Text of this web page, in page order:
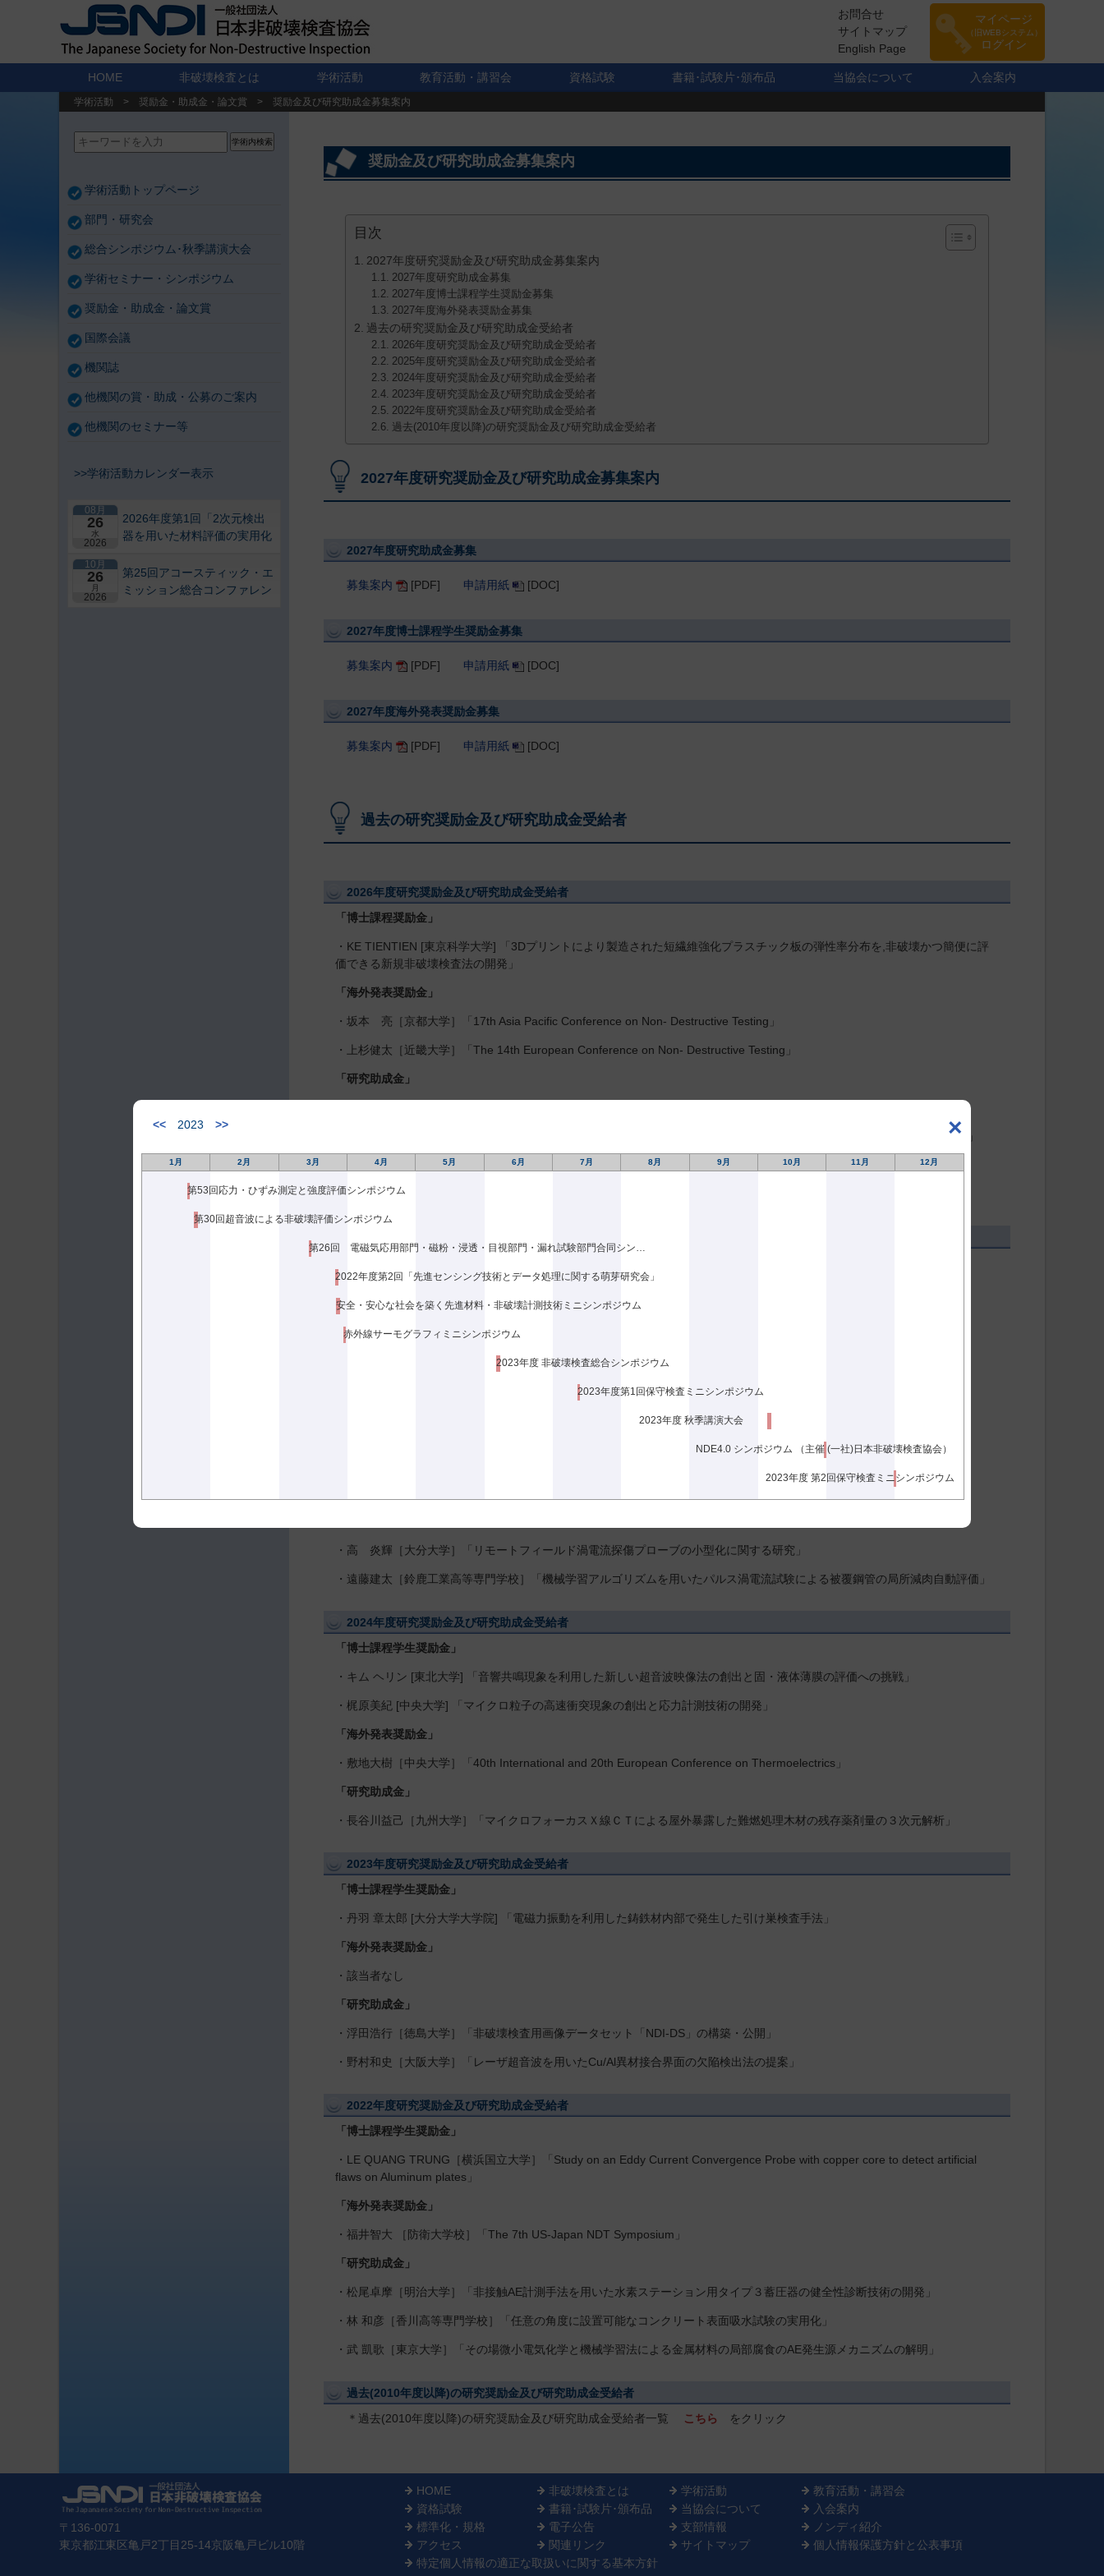
お問合せ
サイトマップ
English Page
マイページ
（旧WEBシステム）
ログイン
HOME 非破壊検査とは 学術活動 教育活動・講習会 資格試験 書籍･試験片･頒布品 当協会について 入会案内
学術活動 > 奨励金・助成金・論文賞 > 奨励金及び研究助成金募集案内
×
<< 2023 >>
1月 2月 3月 4月 5月 6月 7月 8月 9月 10月 11月 12月
第53回応力・ひずみ測定と強度評価シンポジウム
第30回超音波による非破壊評価シンポジウム
第26回 電磁気応用部門・磁粉・浸透・目視部門・漏れ試験部門合同シンポジウム
2022年度第2回「先進センシング技術とデータ処理に関する萌芽研究会」
安全・安心な社会を築く先進材料・非破壊計測技術ミニシンポジウム
赤外線サーモグラフィミニシンポジウム
2023年度 非破壊検査総合シンポジウム
2023年度第1回保守検査ミニシンポジウム
2023年度 秋季講演大会
NDE4.0 シンポジウム （主催 (一社)日本非破壊検査協会）
2023年度 第2回保守検査ミニシンポジウム
学術内検索
学術活動トップページ
部門・研究会
総合シンポジウム･秋季講演大会
学術セミナー・シンポジウム
奨励金・助成金・論文賞
国際会議
機関誌
他機関の賞・助成・公募のご案内
他機関のセミナー等
>>学術活動カレンダー表示
08月
26
水
2026
2026年度第1回「2次元検出
器を用いた材料評価の実用化
10月
26
月
2026
第25回アコースティック・エ
ミッション総合コンファレン
奨励金及び研究助成金募集案内
目次
2027年度研究奨励金及び研究助成金募集案内
2027年度研究助成金募集
2027年度博士課程学生奨励金募集
2027年度海外発表奨励金募集
過去の研究奨励金及び研究助成金受給者
2026年度研究奨励金及び研究助成金受給者
2025年度研究奨励金及び研究助成金受給者
2024年度研究奨励金及び研究助成金受給者
2023年度研究奨励金及び研究助成金受給者
2022年度研究奨励金及び研究助成金受給者
過去(2010年度以降)の研究奨励金及び研究助成金受給者
2027年度研究奨励金及び研究助成金募集案内
2027年度研究助成金募集
募集案内 [PDF] 申請用紙 [DOC]
2027年度博士課程学生奨励金募集
募集案内 [PDF] 申請用紙 [DOC]
2027年度海外発表奨励金募集
募集案内 [PDF] 申請用紙 [DOC]
過去の研究奨励金及び研究助成金受給者
2026年度研究奨励金及び研究助成金受給者
「博士課程奨励金」
・KE TIENTIEN [東京科学大学] 「3Dプリントにより製造された短繊維強化プラスチック板の弾性率分布を,非破壊かつ簡便に評
価できる新規非破壊検査法の開発」
「海外発表奨励金」
・坂本 亮［京都大学］「17th Asia Pacific Conference on Non- Destructive Testing」
・上杉健太［近畿大学］「The 14th European Conference on Non- Destructive Testing」
「研究助成金」
・横田正幸［島根大学］「ディジタルホログラフィ干渉法とロックインサーモグラフィによる電子機器の欠陥検出法の研究」
・三井真吾［滋賀大学］「X線計測と材料学的観測による転がり疲労メカニズムの解明」
・小川裕樹［広島大学］「マルチマテリアル接合部に生じる内部疲労損傷機構を解明する赤外線その場計測手法の構築」
・高 炎輝［大分大学］「リモートフィールド渦電流探傷プローブの小型化に関する研究」
・遠藤建太［鈴鹿工業高等専門学校］「機械学習アルゴリズムを用いたパルス渦電流試験による被覆鋼管の局所減肉自動評価」
2024年度研究奨励金及び研究助成金受給者
「博士課程学生奨励金」
・キム ヘリン [東北大学] 「音響共鳴現象を利用した新しい超音波映像法の創出と固・液体薄膜の評価への挑戦」
・梶原美紀 [中央大学] 「マイクロ粒子の高速衝突現象の創出と応力計測技術の開発」
「海外発表奨励金」
・敷地大樹［中央大学］「40th International and 20th European Conference on Thermoelectrics」
「研究助成金」
・長谷川益己［九州大学］「マイクロフォーカスＸ線ＣＴによる屋外暴露した難燃処理木材の残存薬剤量の３次元解析」
2023年度研究奨励金及び研究助成金受給者
「博士課程学生奨励金」
・丹羽 章太郎 [大分大学大学院] 「電磁力振動を利用した鋳鉄材内部で発生した引け巣検査手法」
「海外発表奨励金」
・該当者なし
「研究助成金」
・浮田浩行［徳島大学］「非破壊検査用画像データセット「NDI-DS」の構築・公開」
・野村和史［大阪大学］「レーザ超音波を用いたCu/Al異材接合界面の欠陥検出法の提案」
2022年度研究奨励金及び研究助成金受給者
「博士課程学生奨励金」
・LE QUANG TRUNG［横浜国立大学］「Study on an Eddy Current Convergence Probe with copper core to detect artificial
flaws on Aluminum plates」
「海外発表奨励金」
・福井智大 ［防衛大学校］「The 7th US-Japan NDT Symposium」
「研究助成金」
・松尾卓摩［明治大学］「非接触AE計測手法を用いた水素ステーション用タイプ３蓄圧器の健全性診断技術の開発」
・林 和彦［香川高等専門学校］「任意の角度に設置可能なコンクリート表面吸水試験の実用化」
・武 凱歌［東京大学］「その場微小電気化学と機械学習法による金属材料の局部腐食のAE発生源メカニズムの解明」
過去(2010年度以降)の研究奨励金及び研究助成金受給者
＊過去(2010年度以降)の研究奨励金及び研究助成金受給者一覧
こちら をクリック
〒136-0071
東京都江東区亀戸2丁目25-14京阪亀戸ビル10階
HOME 非破壊検査とは 学術活動
教育活動・講習会
資格試験
書籍･試験片･頒布品 当協会について
入会案内
標準化・規格
電子公告 支部情報
ノンディ紹介
アクセス
関連リンク サイトマップ
個人情報保護方針と公表事項
特定個人情報の適正な取扱いに関する基本方針